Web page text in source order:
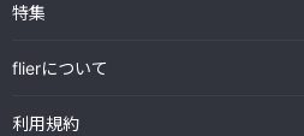
特集
flierについて
利用規約